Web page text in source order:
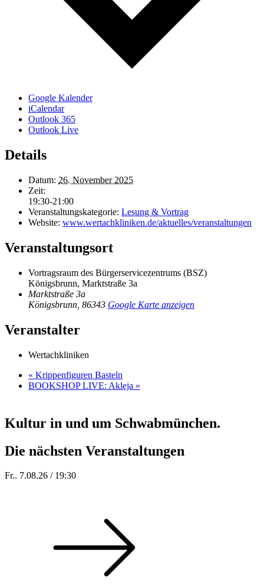
Google Kalender
iCalendar
Outlook 365
Outlook Live
Details
Datum: 26. November 2025
Zeit:
19:30-21:00
Veranstaltungskategorie: Lesung & Vortrag
Website: www.wertachkliniken.de/aktuelles/veranstaltungen
Veranstaltungsort
Vortragsraum des Bürgerservicezentrums (BSZ)
Königsbrunn, Marktstraße 3a
Marktstraße 3a
Königsbrunn 86343 Google Karte anzeigen
Veranstalter
Wertachkliniken
« Krippenfiguren Basteln
BOOKSHOP LIVE: Akleja »
Kultur in und um Schwabmünchen.
Die nächsten Veranstaltungen
Fr.. 7.08.26 / 19:30